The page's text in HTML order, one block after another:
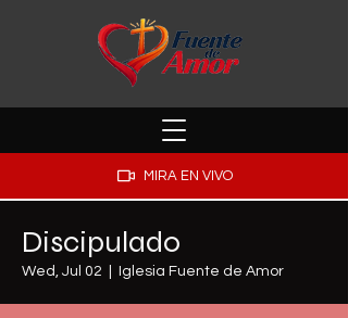
MIRA EN VIVO
Discipulado
Wed, Jul 02 Iglesia Fuente de Amor